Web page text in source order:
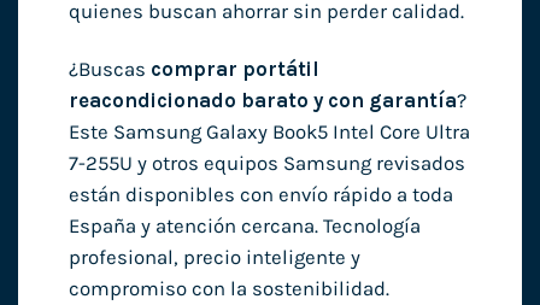
quienes buscan ahorrar sin perder calidad.
¿Buscas comprar portátil
reacondicionado barato y con garantía?
Este Samsung Galaxy Book5 Intel Core Ultra
7-255U y otros equipos Samsung revisados
están disponibles con envío rápido a toda
España y atención cercana. Tecnología
profesional, precio inteligente y
compromiso con la sostenibilidad.